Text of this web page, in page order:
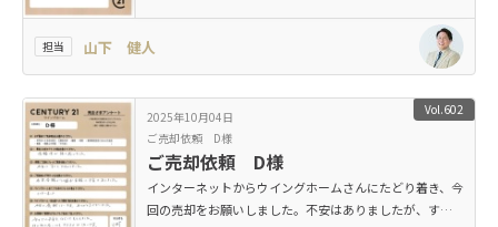
担当 山下 健人
Vol.602
2025年10月04日
ご売却依頼 D様
ご売却依頼 D様
インターネットからウイングホームさんにたどり着き、今
回の売却をお願いしました。不安はありましたが、すご